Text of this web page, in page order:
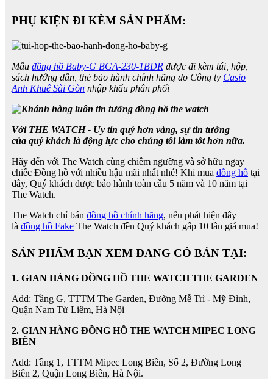
PHỤ KIỆN ĐI KÈM SẢN PHẨM:
Mẫu đồng hồ Baby-G BGA-230-1BDR được đi kèm túi, hộp,
sách hướng dẫn, thẻ bảo hành chính hãng do Công ty Casio
Anh Khuê Sài Gòn nhập khẩu phân phối
Với THE WATCH - Uy tín quý hơn vàng, sự tin tưởng
của quý khách là động lực cho chúng tôi làm tốt hơn nữa.
Hãy đến với The Watch cùng chiêm ngưỡng và sở hữu ngay
chiếc Đồng hồ với nhiều hậu mãi nhất nhé! Khi mua đồng hồ tại
đây, Quý khách được bảo hành toàn cầu 5 năm và 10 năm tại
The Watch.
The Watch chỉ bán đồng hồ chính hãng, nếu phát hiện đây
là đồng hồ Fake The Watch đền Quý khách gấp 10 lần giá mua!
SẢN PHẨM BẠN XEM ĐANG CÓ BÁN TẠI:
1. GIAN HÀNG ĐỒNG HỒ THE WATCH THE GARDEN
Add: Tầng G, TTTM The Garden, Đường Mễ Trì - Mỹ Đình,
Quận Nam Từ Liêm, Hà Nội
2. GIAN HÀNG ĐỒNG HỒ THE WATCHMIPEC LONG
BIÊN
Add: Tầng 1, TTTM Mipec Long Biên, Số 2, Đường Long
Biên 2, Quận Long Biên, Hà Nội.